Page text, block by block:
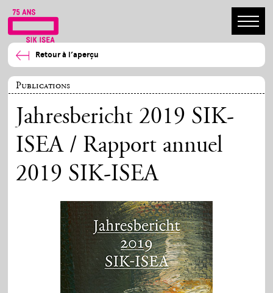
Retour à l’aperçu
Publications
Jahresbericht 2019 SIK-
ISEA / Rapport annuel
2019 SIK-ISEA